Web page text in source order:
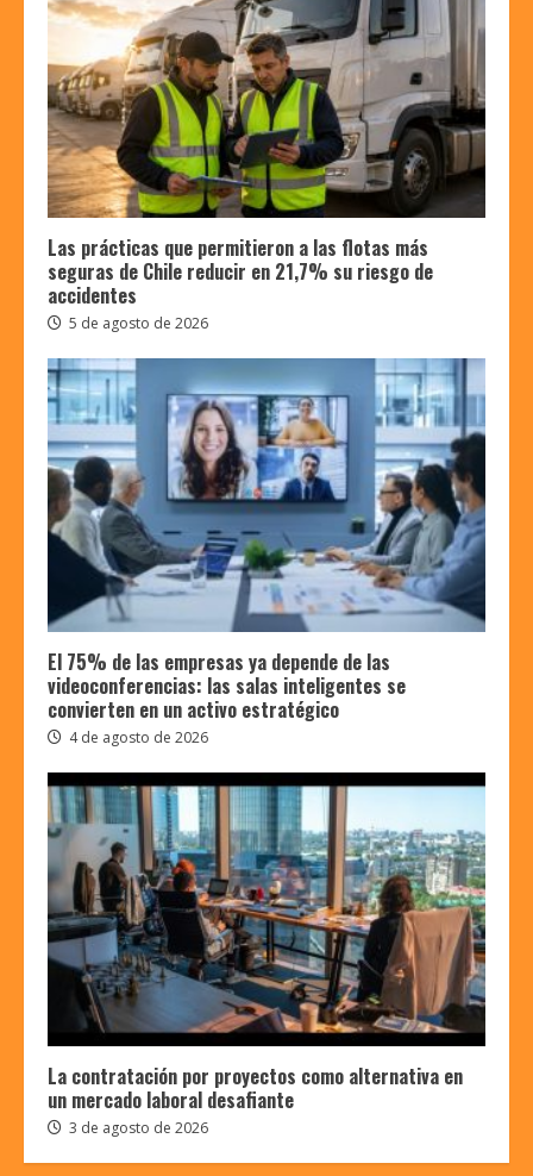
Las prácticas que permitieron a las flotas más
seguras de Chile reducir en 21,7% su riesgo de
accidentes
5 de agosto de 2026
El 75% de las empresas ya depende de las
videoconferencias: las salas inteligentes se
convierten en un activo estratégico
4 de agosto de 2026
La contratación por proyectos como alternativa en
un mercado laboral desafiante
3 de agosto de 2026